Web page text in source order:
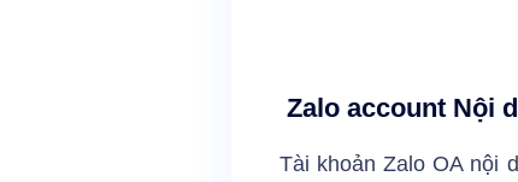
Zalo account Nội
Tài khoản Zalo OA nội